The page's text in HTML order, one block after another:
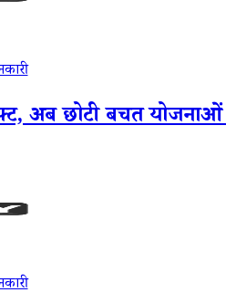
छोटी बचत योजनाओं